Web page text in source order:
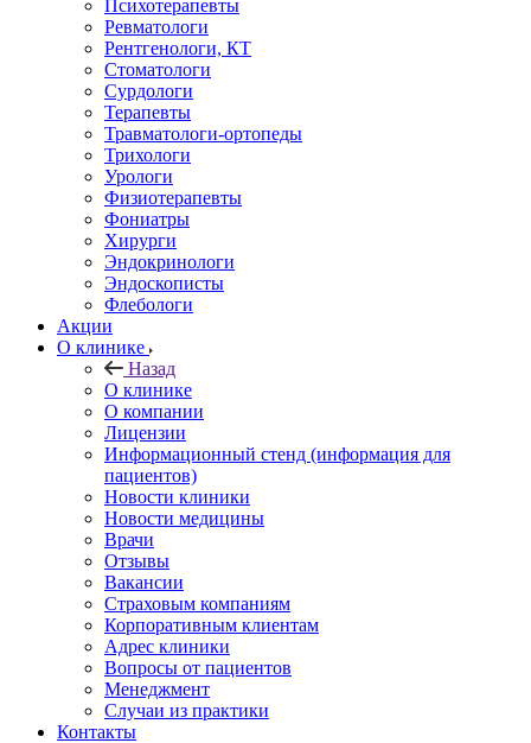
Психотерапевты
Ревматологи
Рентгенологи, КТ
Стоматологи
Сурдологи
Терапевты
Травматологи-ортопеды
Трихологи
Урологи
Физиотерапевты
Фониатры
Хирурги
Эндокринологи
Эндоскописты
Флебологи
Акции
О клинике
Назад
О клинике
О компании
Лицензии
Информационный стенд (информация для
пациентов)
Новости клиники
Новости медицины
Врачи
Отзывы
Вакансии
Страховым компаниям
Корпоративным клиентам
Адрес клиники
Вопросы от пациентов
Менеджмент
Случаи из практики
Контакты